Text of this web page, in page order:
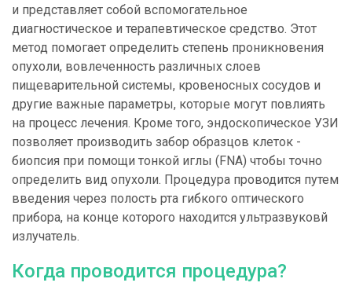
и представляет собой вспомогательное
диагностическое и терапевтическое средство. Этот
метод помогает определить степень проникновения
опухоли, вовлеченность различных слоев
пищеварительной системы, кровеносных сосудов и
другие важные параметры, которые могут повлиять
на процесс лечения. Кроме того, эндоскопическое УЗИ
позволяет производить забор образцов клеток -
биопсия при помощи тонкой иглы (FNA) чтобы точно
определить вид опухоли. Процедура проводится путем
введения через полость рта гибкого оптического
прибора, на конце которого находится ультразвуковй
излучатель.
Когда проводится процедура?